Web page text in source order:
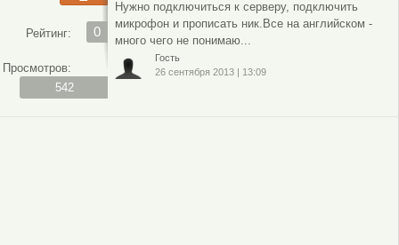
Рейтинг: 0
Просмотров:
542
Нужно подключиться к серверу, подключить
микрофон и прописать ник.Все на английском -
много чего не понимаю...
Гость
26 сентября 2013| 13:09